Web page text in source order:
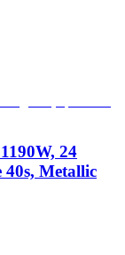
24
Metallic